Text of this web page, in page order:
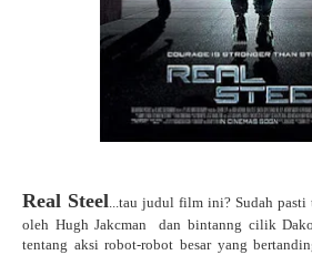
Real Steel...tau judul film ini? Sudah
oleh Hugh Jakcman dan bintanng cilik
tentang aksi robot-robot besar yang